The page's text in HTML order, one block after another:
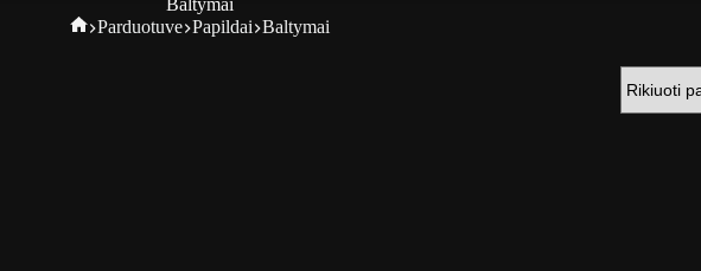
Fightgear
Parduotuve Papildai Baltymai